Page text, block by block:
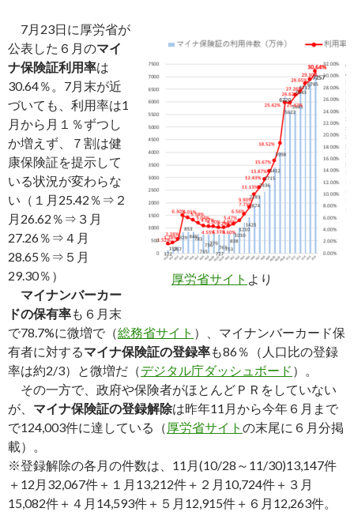
厚労省サイト より
7月23日に厚労省が
公表した６月のマイ
ナ保険証利用率は
30.64％。7月末が近
づいても、利用率は1
月から月１％ずつし
か増えず、７割は健
康保険証を提示して
いる状況が変わらな
い（１月25.42％⇒２
月26.62％⇒３月
27.26％⇒４月
28.65％⇒５月
29.30％）
マイナンバーカー
ドの保有率も６月末
で78.7%に微増で（総務省サイト ）、マイナンバーカード保
有者に対するマイナ保険証の登録率も86％（人口比の登録
率は約2/3）と微増だ（デジタル庁ダッシュボード ）。
その一方で、政府や保険者がほとんどＰＲをしていない
が、 マイナ保険証の登録解除は昨年11月から今年６月まで
で124,003件に達している（ 厚労省サイト の末尾に６月分掲
載）。
※登録解除の各月の件数は、11月(10/28～11/30)13,147件
＋12月32,067件＋１月13,212件＋２月10,724件＋３月
15,082件＋４月14,593件＋５月12,915件＋６月12,263件。